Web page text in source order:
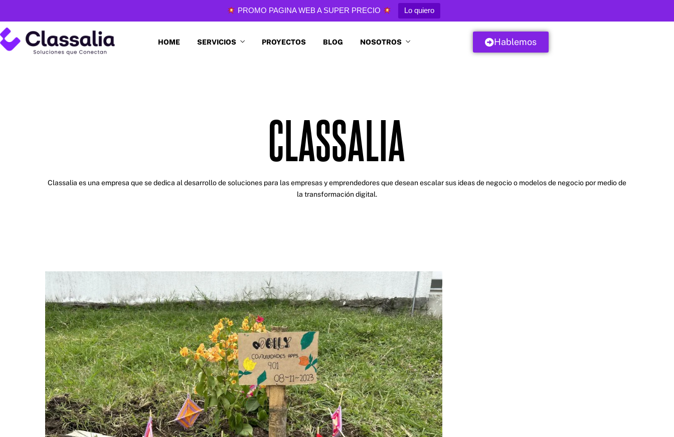
PROMO PAGINA WEB A SUPER PRECIO Lo quiero
HOME SERVICIOS PROYECTOS BLOG NOSOTROS Hablemos
CLASSALIA
Classalia es una empresa que se dedica al desarrollo de soluciones para las empresas y emprendedores que desean escalar sus ideas de negocio o modelos de negocio por medio de
la transformación digital.
Home
Servicios
Proyectos
Blog
Nosotros